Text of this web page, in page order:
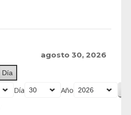
agosto 30, 2026
Día
Día Año